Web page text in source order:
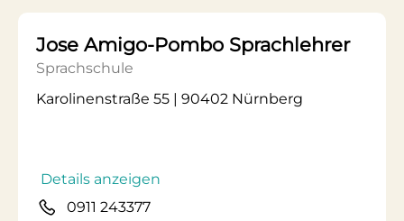
Jose Amigo-Pombo Sprachlehrer
Sprachschule
Karolinenstraße 55 | 90402 Nürnberg
Details anzeigen
0911 243377